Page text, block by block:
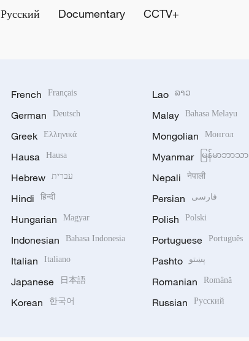
Русский Documentary CCTV+
French Français
German Deutsch
Greek Ελληνικά
Hausa Hausa
Hebrew עברית
Hindi हिन्दी
Hungarian Magyar
Indonesian Bahasa Indonesia
Italian Italiano
Japanese 日本語
Korean 한국어
Lao ລາວ
Malay Bahasa Melayu
Mongolian Монгол
Myanmar မြန်မာဘာသာ
Nepali नेपाली
Persian فارسی
Polish Polski
Portuguese Português
Pashto پښتو
Romanian Română
Russian Русский